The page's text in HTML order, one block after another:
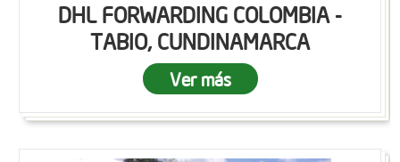
DHL FORWARDING COLOMBIA -
TABIO, CUNDINAMARCA
Ver más